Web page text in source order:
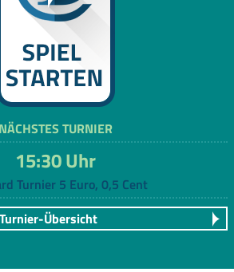
NÄCHSTES TURNIER
15:30 Uhr
Turnier 5 Euro, 0,5 Cent
Turnier-Übersicht